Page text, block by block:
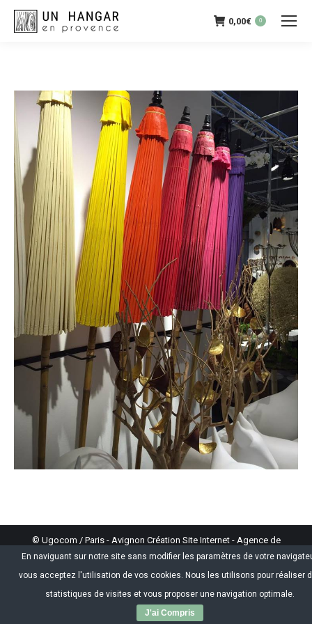
0,00€ 0
© Ugocom / Paris - Avignon Création Site Internet - Agence de
Communication
Store Menu
En naviguant sur notre site sans modifier les paramètres de votre
vous acceptez l'utilisation de vos cookies. Nous les utilisons pour réaliser
statistiques de visites et vous proposer une navigation optimale.
J'ai Compris